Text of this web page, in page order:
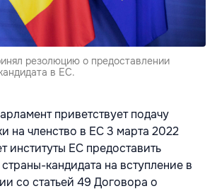
резолюцию о предоставлении
в ЕС.
приветствует подачу
на членство в ЕС 3 марта 2022
институты ЕС предоставить
кандидата на вступление в
со статьей 49 Договора о